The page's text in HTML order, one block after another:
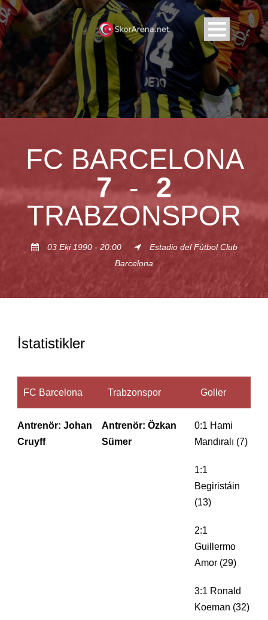
FC BARCELONA
7 - 2
TRABZONSPOR
03 Eki 1990 - 20:00
Estadio del Fútbol Club
Barcelona
İstatistikler
FC Barcelona Trabzonspor Goller
Antrenör: Johan
Cruyff
Antrenör: Özkan
Sümer
0:1 Hami
Mandıralı (7)
1:1
Begiristáin
(13)
2:1
Guillermo
Amor (29)
3:1 Ronald
Koeman (32)